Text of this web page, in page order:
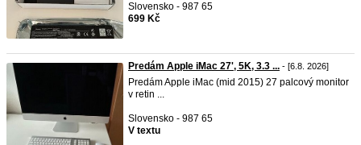
Slovensko - 987 65
699 Kč
Predám Apple iMac 27', 5K, 3.3 ... - [6.8. 2026]
Predám Apple iMac (mid 2015) 27 palcový monitor
v retin ...
Slovensko - 987 65
V textu